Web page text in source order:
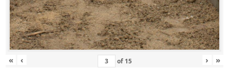
« ‹ of 15 › »